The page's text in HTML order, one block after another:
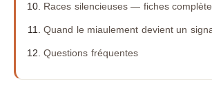
Races silencieuses — fiches
Quand le miaulement devient un
Questions fréquentes